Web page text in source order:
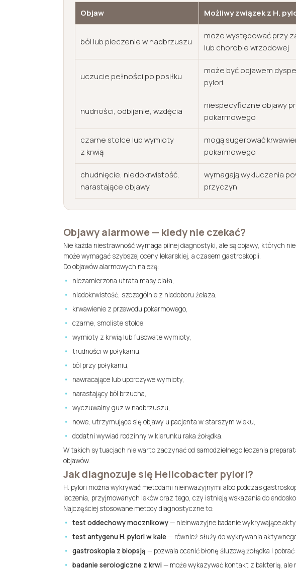
Objaw Możliwy związek z H.
ból lub pieczenie w nadbrzuszu
może występować przy
lub chorobie wrzodowej
uczucie pełności po posiłku
może być objawem
pylori
nudności, odbijanie, wzdęcia
niespecyficzne objawy
pokarmowego
czarne stolce lub wymioty
z krwią
mogą sugerować
pokarmowego
chudnięcie, niedokrwistość,
narastające objawy
wymagają wykluczenia
przyczyn
Objawy alarmowe — kiedy nie czekać?
Nie każda niestrawność wymaga pilnej diagnostyki, ale są objawy, których
może wymagać szybszej oceny lekarskiej, a czasem gastroskopii.
Do objawów alarmowych należą:
niezamierzona utrata masy ciała,
niedokrwistość, szczególnie z niedoboru żelaza,
krwawienie z przewodu pokarmowego,
czarne, smoliste stolce,
wymioty z krwią lub fusowate wymioty,
trudności w połykaniu,
ból przy połykaniu,
nawracające lub uporczywe wymioty,
narastający ból brzucha,
wyczuwalny guz w nadbrzuszu,
nowe, utrzymujące się objawy u pacjenta w starszym wieku,
dodatni wywiad rodzinny w kierunku raka żołądka.
W takich sytuacjach nie warto zaczynać od samodzielnego leczenia
objawów.
Jak diagnozuje się Helicobacter pylori?
H. pylori można wykrywać metodami nieinwazyjnymi albo podczas
leczenia, przyjmowanych leków oraz tego, czy istnieją wskazania do
Najczęściej stosowane metody diagnostyczne to:
test oddechowy mocznikowy— nieinwazyjne badanie wykrywające
test antygenu H. pylori w kale — również służy do wykrywania
gastroskopia z biopsją — pozwala ocenić błonę śluzową żołądka i
badanie serologiczne z krwi— może wykazywać kontakt z bakterią, ale